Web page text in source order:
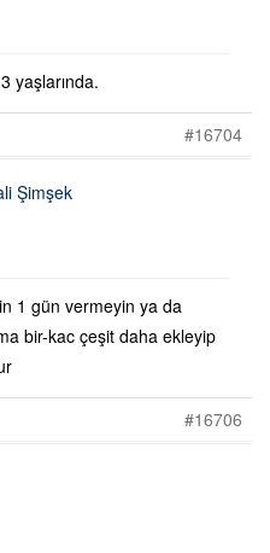
yaşlarında.
#16704
Şimşek
1 gün vermeyin ya da
bir-kac çeşit daha ekleyip
#16706